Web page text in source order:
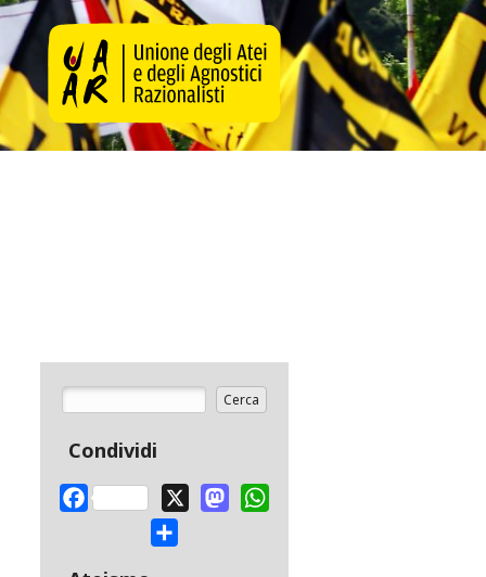
Form di ricerca
Cerca
Condividi
Facebook
X Mastodon
WhatsApp